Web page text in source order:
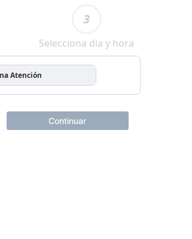
3
Selecciona dia y hora
Atención
Continuar